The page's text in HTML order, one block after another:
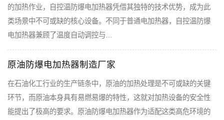
的加热作业，自控温防爆电加热器凭借其独特的技术优势，成为此
类场景中不可或缺的核心设备。不同于普通电加热器，自控温防爆
电加热器兼顾了温度自动调控与…
原油防爆电加热器制造厂家
在石油化工行业的生产链条中，原油的加热处理是不可或缺的关键
环节，而原油本身具有易燃易爆的特性，这就对加热设备的安全性
能提出了极高的要求。原油防爆电加热器作为适配这类高危环境的